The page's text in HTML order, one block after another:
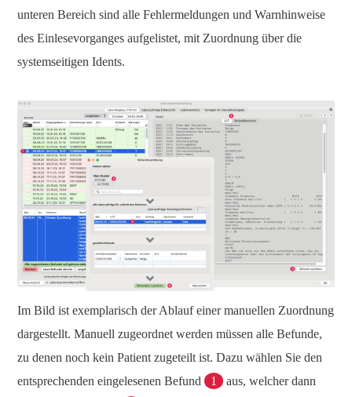
unteren Bereich sind alle Fehlermeldungen und Warnhinweise
des Einlesevorganges aufgelistet, mit Zuordnung über die
systemseitigen Idents.
Im Bild ist exemplarisch der Ablauf einer manuellen Zuordnung
dargestellt. Manuell zugeordnet werden müssen alle Befunde,
zu denen noch kein Patient zugeteilt ist. Dazu wählen Sie den
entsprechenden eingelesenen Befund
1
aus, welcher dann